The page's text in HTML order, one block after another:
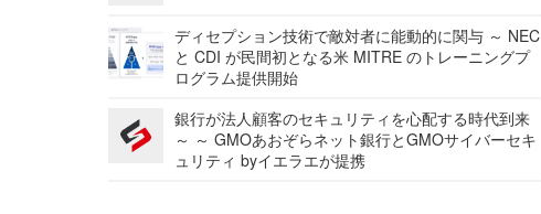
ディセプション技術で敵対者に能動的に関与 ～ NEC
と CDI が民間初となる米 MITRE のトレーニングプ
ログラム提供開始
銀行が法人顧客のセキュリティを心配する時代到来
～ ～ GMOあおぞらネット銀行とGMOサイバーセキ
ュリティ byイエラエが提携